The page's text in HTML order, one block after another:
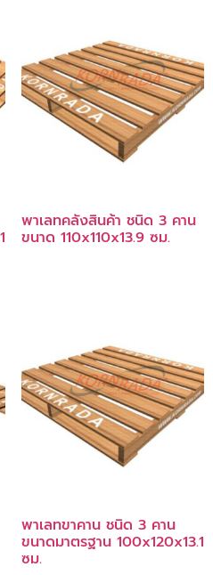
พาเลทคลังสินค้า ชนิด 3 คาน
ขนาด 110x110x13.9 ซม.
พาเลทขาคาน ชนิด 3 คาน
ขนาดมาตรฐาน 100x120x13.1
ซม.